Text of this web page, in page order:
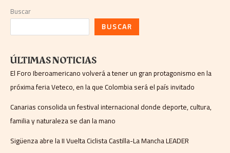
Buscar
BUSCAR
ÚLTIMAS NOTICIAS
El Foro Iberoamericano volverá a tener un gran protagonismo en la
próxima feria Veteco, en la que Colombia será el país invitado
Canarias consolida un festival internacional donde deporte, cultura,
familia y naturaleza se dan la mano
Sigüenza abre la II Vuelta Ciclista Castilla-La Mancha LEADER